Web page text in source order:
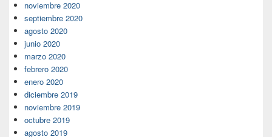
noviembre 2020
septiembre 2020
agosto 2020
junio 2020
marzo 2020
febrero 2020
enero 2020
diciembre 2019
noviembre 2019
octubre 2019
agosto 2019